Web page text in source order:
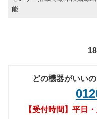
能
18
どの機器がいい
【受付時間】平日